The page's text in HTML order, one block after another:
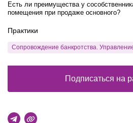
Есть ли преимущества у
помещения при продаже основного?
Практики
Сопровождение банкротства.
Подписаться на